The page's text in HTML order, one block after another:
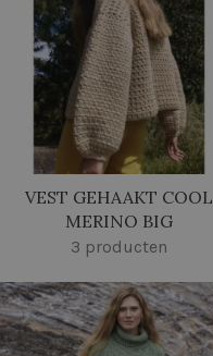
VEST GEHAAKT COOL
MERINO BIG
3 producten